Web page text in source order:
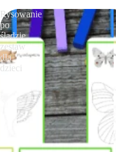
Rysowanie
po
śladzie
zestaw
dla
dzieci